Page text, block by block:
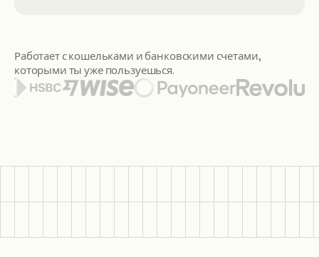
Работает с кошельками и банковскими счетами,
которыми ты уже пользуешься.